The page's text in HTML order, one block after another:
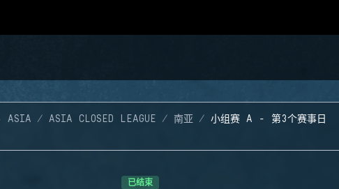
ASIA ASIA CLOSED LEAGUE 南亚 小组赛 A - 第3个赛事日
已结束